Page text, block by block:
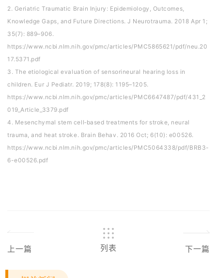
2. Geriatric Traumatic Brain Injury: Epidemiology, Outcomes,
Knowledge Gaps, and Future Directions. J Neurotrauma. 2018 Apr 1;
35(7): 889–906.
https://www.ncbi.nlm.nih.gov/pmc/articles/PMC5865621/pdf/neu.20
17.5371.pdf
3. The etiological evaluation of sensorineural hearing loss in
children. Eur J Pediatr. 2019; 178(8): 1195–1205.
https://www.ncbi.nlm.nih.gov/pmc/articles/PMC6647487/pdf/431_2
019_Article_3379.pdf
4. Mesenchymal stem cell‐based treatments for stroke, neural
trauma, and heat stroke. Brain Behav. 2016 Oct; 6(10): e00526.
https://www.ncbi.nlm.nih.gov/pmc/articles/PMC5064338/pdf/BRB3-
6-e00526.pdf
上一篇 列表 下一篇